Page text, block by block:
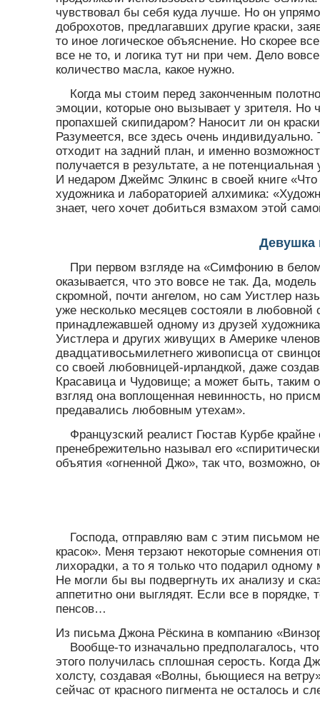
чувствовал бы себя куда лучше. Но он
доброхотов, предлагавших другие краски,
то иное логическое объяснение. Но скорее
все не то, и логика тут ни при чем. Дело
количество масла, какое нужно.
Когда мы стоим перед законченным
эмоции, которые оно вызывает у зрителя. Но
пропахшей скипидаром? Наносит ли он
Разумеется, все здесь очень
отходит на задний план, и именно
получается в результате, а не
И недаром Джеймс Элкинс в своей книге
художника и лабораторией алхимика:
знает, чего хочет добиться взмахом этой
Девушка
При первом взгляде на «Симфонию в
оказывается, что это вовсе не так. Да,
скромной, почти ангелом, но сам Уистлер
уже несколько месяцев состояли в
принадлежавшей одному из друзей
Уистлера и других живущих в Америке
двадцативосьмилетнего живописца от
со своей любовницей-ирландкой, даже
Красавица и Чудовище; а может быть, таким
взгляд она воплощенная невинность, но
предавались любовным утехам».
Французский реалист Гюстав Курбе
пренебрежительно называл его
объятия «огненной Джо», так что, возможно,
Господа, отправляю вам с этим письмом
красок». Меня терзают некоторые сомнения
лихорадки, а то я только что подарил
Не могли бы вы подвергнуть их анализу и
аппетитно они выглядят. Если все в порядке,
пенсов…
Из письма Джона Рёскина в компанию
Вообще-то изначально предполагалось,
этого получилась сплошная серость. Когда
холсту, создавая «Волны, бьющиеся на
сейчас от красного пигмента не осталось и